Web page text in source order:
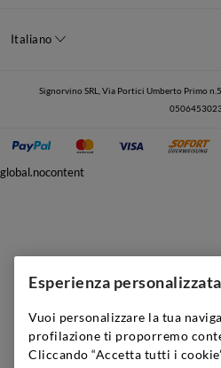
Italiano
Signorvino SRL, Via Portici Umberto Primo
Esperienza personalizzata
Vuoi personalizzare la tua
profilazione ti proporremo
Cliccando “Accetta tutti i
global.nocontent